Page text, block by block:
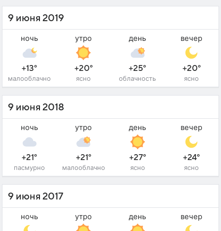
9 июня 2019
ночь
+13°
малооблачно
утро
+20°
ясно
день
+25°
облачность
вечер
+20°
ясно
9 июня 2018
ночь
+21°
пасмурно
утро
+21°
малооблачно
день
+27°
ясно
вечер
+24°
ясно
9 июня 2017
ночь утро день вечер